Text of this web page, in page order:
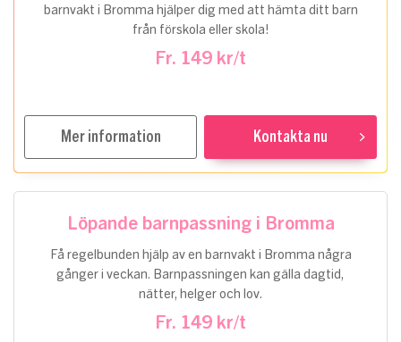
Löpande barnpassning i Bromma
Få regelbunden hjälp av en barnvakt i Bromma några
gånger i veckan. Barnpassningen kan gälla dagtid,
nätter, helger och lov.
Fr. 149 kr/t
barnvakt i Bromma hjälper dig med att hämta ditt barn
från förskola eller skola!
Fr. 149 kr/t
Kontakta nu
Mer information